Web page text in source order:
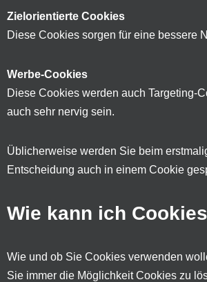
Zielorientierte Cookies
Diese Cookies sorgen für eine bessere
Werbe-Cookies
Diese Cookies werden auch Targeting-
auch sehr nervig sein.
Üblicherweise werden Sie beim
Entscheidung auch in einem Cookie
Wie kann ich
Wie und ob Sie Cookies verwenden
Sie immer die Möglichkeit Cookies zu